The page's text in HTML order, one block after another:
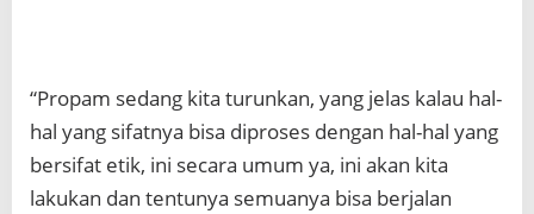
“Propam sedang kita turunkan, yang jelas kalau hal-
hal yang sifatnya bisa diproses dengan hal-hal yang
bersifat etik, ini secara umum ya, ini akan kita
lakukan dan tentunya semuanya bisa berjalan